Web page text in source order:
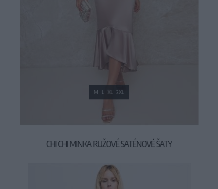
M L XL 2XL
CHI CHI MINKA RUŽOVÉ SATÉNOVÉ ŠATY
89,90 €